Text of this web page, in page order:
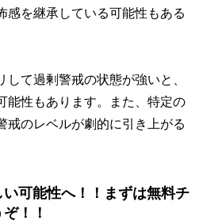
感を継承している可能性もある
して過剰警戒の状態が強いと、
能性もあります。また、特定の
戒のレベルが劇的に引き上がる
可能性へ！！まずは無料チ
！！